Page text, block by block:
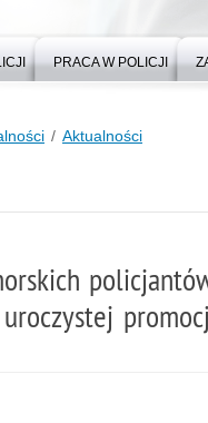
PRACA W POLICJI
Aktualności